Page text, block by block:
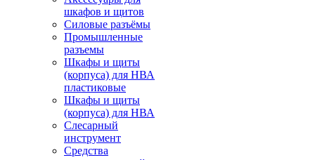
шкафов и щитов
Силовые разъёмы
Промышленные
разъемы
Шкафы и щиты
(корпуса) для НВА
пластиковые
Шкафы и щиты
(корпуса) для НВА
Слесарный
инструмент
Средства